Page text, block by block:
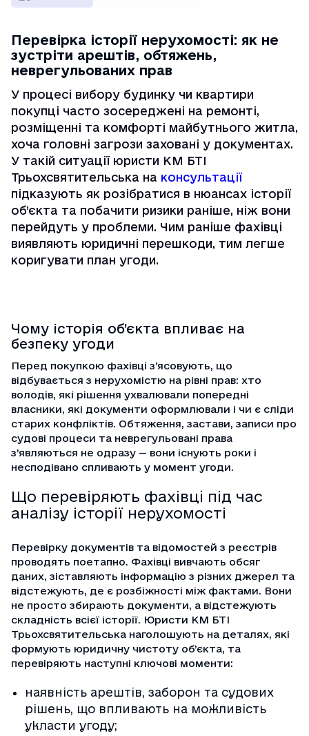
Перевірка історії нерухомості: як не
зустріти арештів, обтяжень,
неврегульованих прав
У процесі вибору будинку чи квартири
покупці часто зосереджені на ремонті,
розміщенні та комфорті майбутнього житла,
хоча головні загрози заховані у документах.
У такій ситуації юристи КМ БТІ
Трьохсвятительська на консультації
підказують як розібратися в нюансах історії
об’єкта та побачити ризики раніше, ніж вони
перейдуть у проблеми. Чим раніше фахівці
виявляють юридичні перешкоди, тим легше
коригувати план угоди.
Чому історія об’єкта впливає на
безпеку угоди
Перед покупкою фахівці з’ясовують, що
відбувається з нерухомістю на рівні прав: хто
володів, які рішення ухвалювали попередні
власники, які документи оформлювали і чи є сліди
старих конфліктів. Обтяження, застави, записи про
судові процеси та неврегульовані права
з’являються не одразу — вони існують роки і
несподівано спливають у момент угоди.
Що перевіряють фахівці під час
аналізу історії нерухомості
Перевірку документів та відомостей з реєстрів
проводять поетапно. Фахівці вивчають обсяг
даних, зіставляють інформацію з різних джерел та
відстежують, де є розбіжності між фактами. Вони
не просто збирають документи, а відстежують
складність всієї історії. Юристи КМ БТІ
Трьохсвятительська наголошують на деталях, які
формують юридичну чистоту об’єкта, та
перевіряють наступні ключові моменти:
наявність арештів, заборон та судових
рішень, що впливають на можливість
укласти угоду;